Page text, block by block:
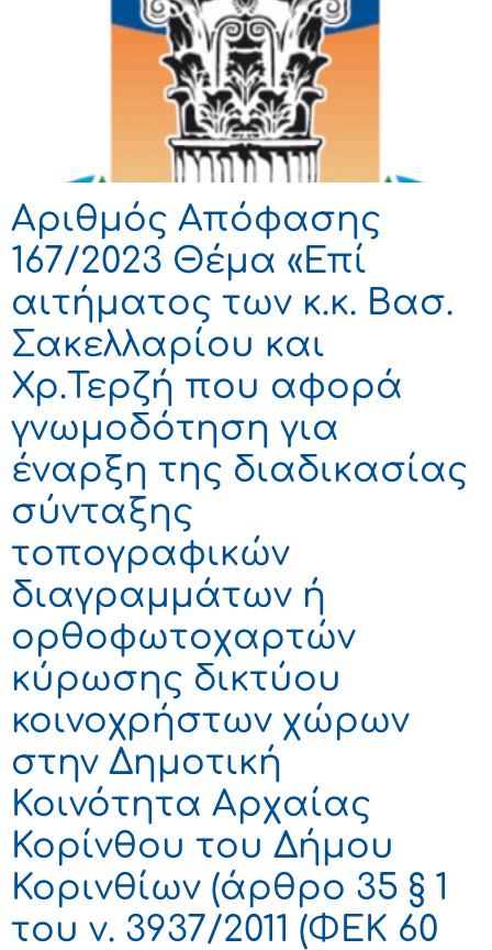
Αριθμός Απόφασης
167/2023 Θέμα «Επί
αιτήματος των κ.κ. Βασ.
Σακελλαρίου και
Χρ.Τερζή που αφορά
γνωμοδότηση για
έναρξη της διαδικασίας
σύνταξης
τοπογραφικών
διαγραμμάτων ή
ορθοφωτοχαρτών
κύρωσης δικτύου
κοινοχρήστων χώρων
στην Δημοτική
Κοινότητα Αρχαίας
Κορίνθου του Δήμου
Κορινθίων (άρθρο 35 § 1
του ν. 3937/2011 (ΦΕΚ 60